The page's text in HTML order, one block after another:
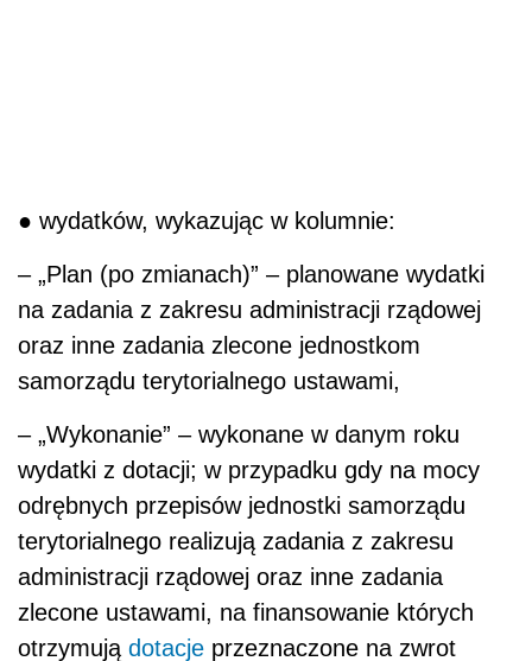
● wydatków, wykazując w kolumnie:
– „Plan (po zmianach)” – planowane wydatki
na zadania z zakresu administracji rządowej
oraz inne zadania zlecone jednostkom
samorządu terytorialnego ustawami,
– „Wykonanie” – wykonane w danym roku
wydatki z dotacji; w przypadku gdy na mocy
odrębnych przepisów jednostki samorządu
terytorialnego realizują zadania z zakresu
administracji rządowej oraz inne zadania
zlecone ustawami, na finansowanie których
otrzymują dotacje przeznaczone na zwrot